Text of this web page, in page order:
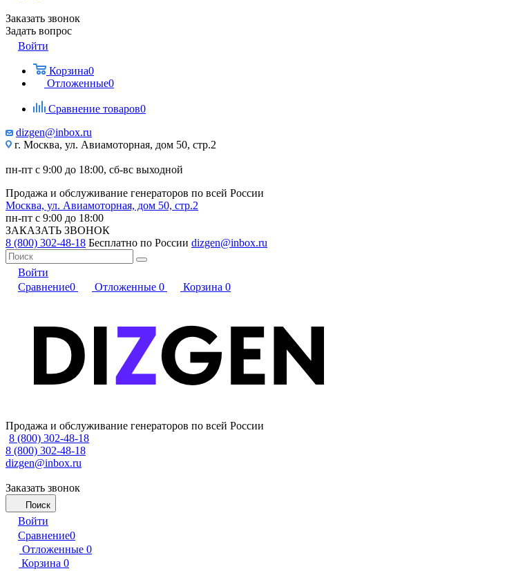
Заказать звонок
Задать вопрос
Войти
Корзина0
Отложенные0
Сравнение товаров0
dizgen@inbox.ru
г. Москва, ул. Авиамоторная, дом 50, стр.2
пн-пт с 9:00 до 18:00, сб-вс выходной
Продажа и обслуживание генераторов по всей России
Москва, ул. Авиамоторная, дом 50, стр.2
пн-пт с 9:00 до 18:00
ЗАКАЗАТЬ ЗВОНОК
8 (800) 302-48-18 Бесплатно по России dizgen@inbox.ru
Войти
Сравнение0 Отложенные 0 Корзина 0
Продажа и обслуживание генераторов по всей России
8 (800) 302-48-18
8 (800) 302-48-18
dizgen@inbox.ru
Заказать звонок
Поиск
Войти
Сравнение0
Отложенные 0
Корзина 0